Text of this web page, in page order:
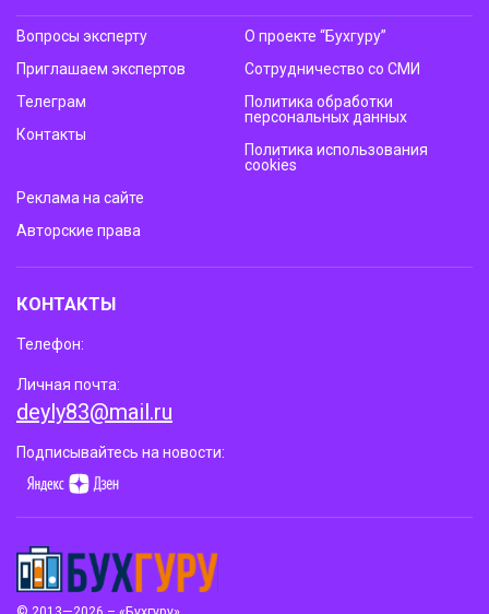
Вопросы эксперту
Приглашаем экспертов
Телеграм
Контакты
О проекте “Бухгуру”
Сотрудничество со СМИ
Политика обработки
персональных данных
Политика использования
cookies
Реклама на сайте
Авторские права
КОНТАКТЫ
Телефон:
Личная почта:
deyly83@mail.ru
Подписывайтесь на новости: